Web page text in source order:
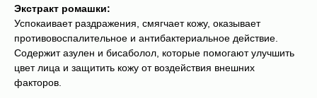
Экстракт ромашки:
Успокаивает раздражения, смягчает кожу, оказывает
противовоспалительное и антибактериальное действие.
Содержит азулен и бисаболол, которые помогают улучшить
цвет лица и защитить кожу от воздействия внешних
факторов.